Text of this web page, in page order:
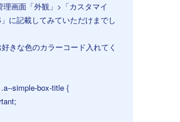
理画面「外観」>「カスタマイ
に記載してみていただけまでし
きな色のカラーコード入れてく
simple-box-title {